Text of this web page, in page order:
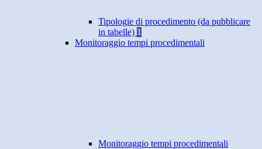
Tipologie di procedimento (da pubblicare
in tabelle) 1
Monitoraggio tempi procedimentali
Monitoraggio tempi procedimentali